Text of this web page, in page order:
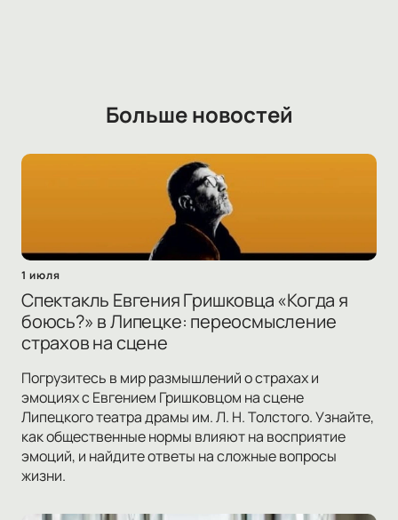
Больше новостей
1 июля
Спектакль Евгения Гришковца «Когда я
боюсь?» в Липецке: переосмысление
страхов на сцене
Погрузитесь в мир размышлений о страхах и
эмоциях с Евгением Гришковцом на сцене
Липецкого театра драмы им. Л. Н. Толстого. Узнайте,
как общественные нормы влияют на восприятие
эмоций, и найдите ответы на сложные вопросы
жизни.